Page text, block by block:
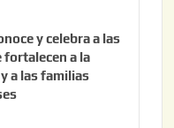
y celebra a las
fortalecen a la
a las familias